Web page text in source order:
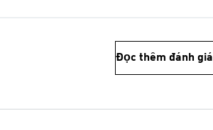
Đọc thêm đánh giá